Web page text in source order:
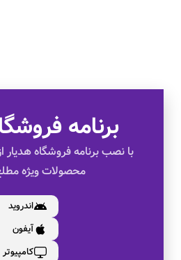
برنامه
با نصب برنامه فروشگاه
محصولات ویژه
اندروید
آیفون
کامپیوتر
تخفیف های
به صورت